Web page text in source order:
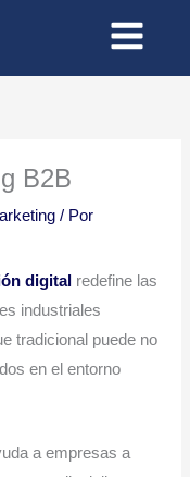
B2B
/ Por
digital redefine las
industriales
tradicional puede no
en el entorno
a empresas a